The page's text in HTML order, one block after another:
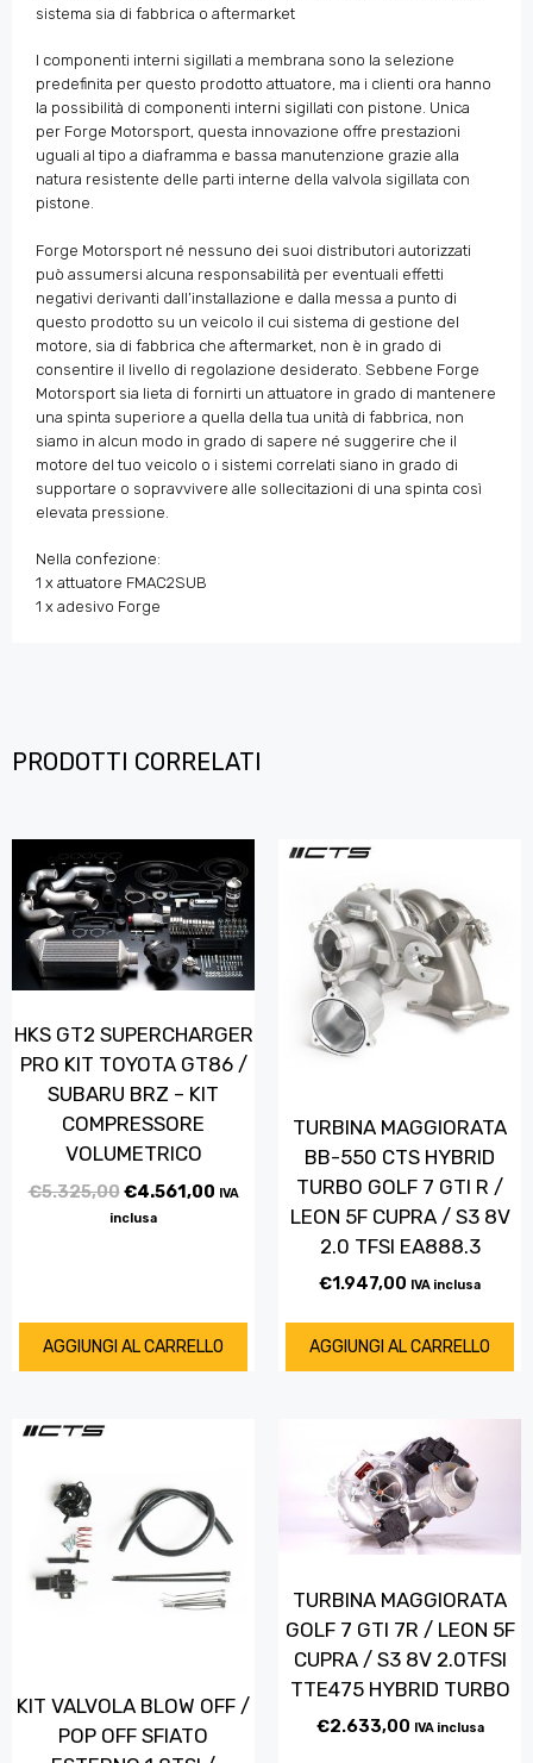
sistema sia di fabbrica o aftermarket
I componenti interni sigillati a membrana sono la selezione
predefinita per questo prodotto attuatore, ma i clienti ora hanno
la possibilità di componenti interni sigillati con pistone. Unica
per Forge Motorsport, questa innovazione offre prestazioni
uguali al tipo a diaframma e bassa manutenzione grazie alla
natura resistente delle parti interne della valvola sigillata con
pistone.
Forge Motorsport né nessuno dei suoi distributori autorizzati
può assumersi alcuna responsabilità per eventuali effetti
negativi derivanti dall’installazione e dalla messa a punto di
questo prodotto su un veicolo il cui sistema di gestione del
motore, sia di fabbrica che aftermarket, non è in grado di
consentire il livello di regolazione desiderato. Sebbene Forge
Motorsport sia lieta di fornirti un attuatore in grado di mantenere
una spinta superiore a quella della tua unità di fabbrica, non
siamo in alcun modo in grado di sapere né suggerire che il
motore del tuo veicolo o i sistemi correlati siano in grado di
supportare o sopravvivere alle sollecitazioni di una spinta così
elevata pressione.
Nella confezione:
1 x attuatore FMAC2SUB
1 x adesivo Forge
PRODOTTI CORRELATI
HKS GT2 SUPERCHARGER
PRO KIT TOYOTA GT86 /
SUBARU BRZ – KIT
COMPRESSORE
VOLUMETRICO
€5.325,00€4.561,00 IVA
inclusa
AGGIUNGI AL CARRELLO
TURBINA MAGGIORATA
BB-550 CTS HYBRID
TURBO GOLF 7 GTI R /
LEON 5F CUPRA / S3 8V
2.0 TFSI EA888.3
€1.947,00 IVA inclusa
AGGIUNGI AL CARRELLO
KIT VALVOLA BLOW OFF /
POP OFF SFIATO
TURBINA MAGGIORATA
GOLF 7 GTI 7R / LEON 5F
CUPRA / S3 8V 2.0TFSI
TTE475 HYBRID TURBO
€2.633,00 IVA inclusa